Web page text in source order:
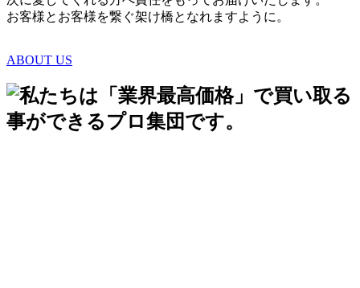
お客様とお客様を繋ぐ架け橋となれますように。
ABOUT US